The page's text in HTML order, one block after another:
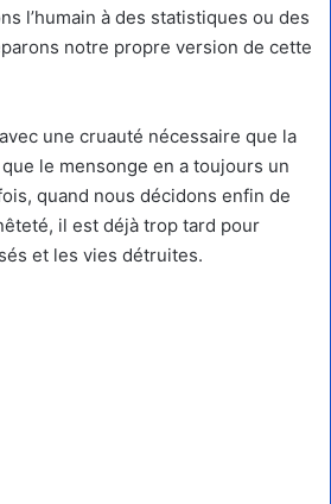
l’humain à des statistiques ou des
notre propre version de cette
une cruauté nécessaire que la
le mensonge en a toujours un
quand nous décidons enfin de
il est déjà trop tard pour
et les vies détruites.